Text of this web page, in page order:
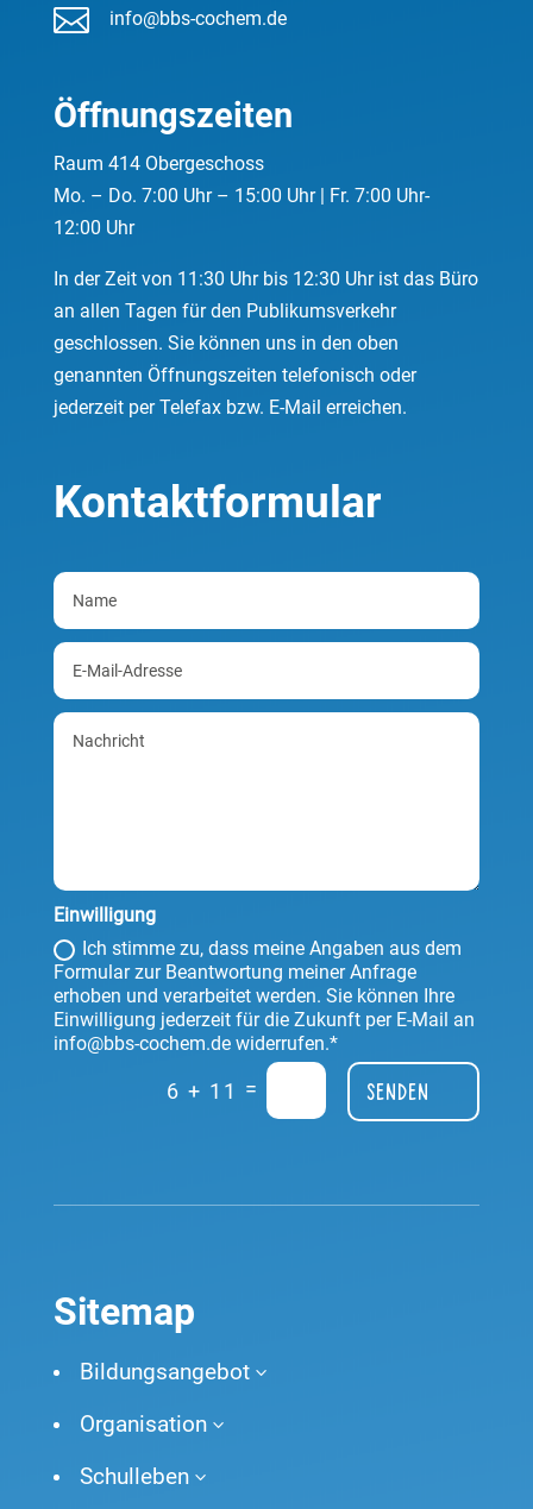
 info@bbs-cochem.de
Öffnungszeiten
Raum 414 Obergeschoss
Mo. – Do. 7:00 Uhr – 15:00 Uhr | Fr. 7:00 Uhr-
12:00 Uhr
In der Zeit von 11:30 Uhr bis 12:30 Uhr ist das Büro
an allen Tagen für den Publikumsverkehr
geschlossen. Sie können uns in den oben
genannten Öffnungszeiten telefonisch oder
jederzeit per Telefax bzw. E-Mail erreichen.
Kontaktformular
Einwilligung
Ich stimme zu, dass meine Angaben aus dem
Formular zur Beantwortung meiner Anfrage
erhoben und verarbeitet werden. Sie können Ihre
Einwilligung jederzeit für die Zukunft per E-Mail an
info@bbs-cochem.de widerrufen.*
6 + 11 = Senden
Sitemap
Bildungsangebot3
Organisation3
Schulleben3